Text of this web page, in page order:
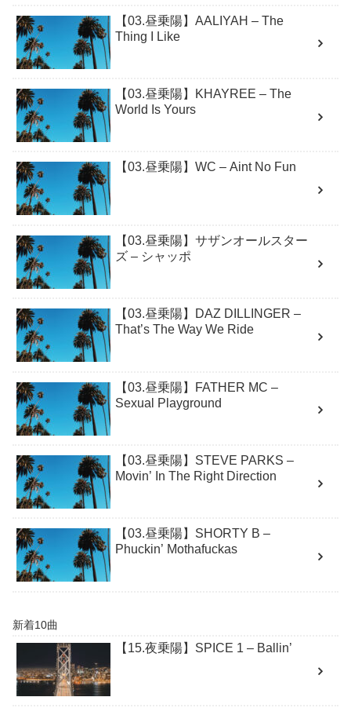
【03.昼乗陽】AALIYAH – The
Thing I Like
【03.昼乗陽】KHAYREE – The
World Is Yours
【03.昼乗陽】WC – Aint No Fun
【03.昼乗陽】サザンオールスター
ズ – シャッポ
【03.昼乗陽】DAZ DILLINGER –
That’s The Way We Ride
【03.昼乗陽】FATHER MC –
Sexual Playground
【03.昼乗陽】STEVE PARKS –
Movin’ In The Right Direction
【03.昼乗陽】SHORTY B –
Phuckin’ Mothafuckas
新着10曲
【15.夜乗陽】SPICE 1 – Ballin’